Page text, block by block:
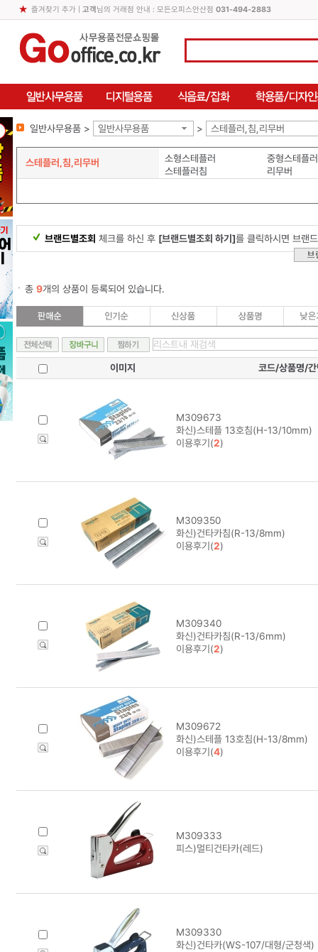
즐겨찾기 추가| 고객님의 거래점 안내 : 모든오피스안산점 031-494-2883
일반사무용품 > 일반사무용품 > 스테플러,침,리무버
스테플러,침,리무버 소형스테플러
중형스테플러
스테플러침
리무버
브랜드별조회 체크를 하신 후 [브랜드별조회 하기]를 클릭하시면 브랜
총 9개의 상품이 등록되어 있습니다.
이미지 코드/상품명/간
M309673
화신)스테플 13호침(H-13/10mm)
이용후기(2)
M309350
화신)건타카침(R-13/8mm)
이용후기(2)
M309340
화신)건타카침(R-13/6mm)
이용후기(2)
M309672
화신)스테플 13호침(H-13/8mm)
이용후기(4)
M309333
피스)멀티건타카(레드)
M309330
화신)건타카(WS-107/대형/군청